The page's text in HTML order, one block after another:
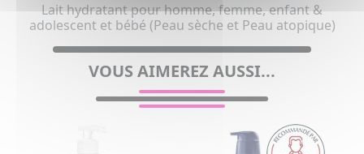
Lait hydratant pour homme, femme, enfant &
adolescent et bébé (Peau sèche et Peau atopique)
VOUS AIMEREZ AUSSI...